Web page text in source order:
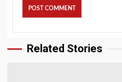
Related Stories